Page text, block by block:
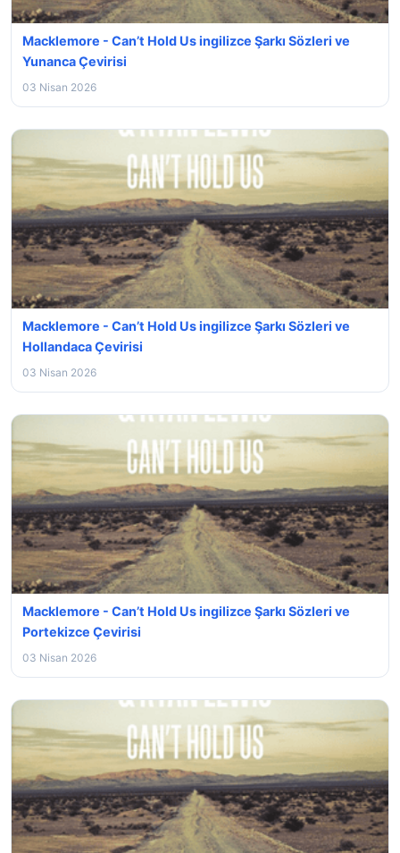
Macklemore - Can’t Hold Us ingilizce Şarkı Sözleri ve
Yunanca Çevirisi
03 Nisan 2026
Macklemore - Can’t Hold Us ingilizce Şarkı Sözleri ve
Hollandaca Çevirisi
03 Nisan 2026
Macklemore - Can’t Hold Us ingilizce Şarkı Sözleri ve
Portekizce Çevirisi
03 Nisan 2026